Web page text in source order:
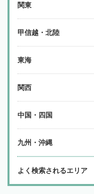
関東
甲信越・北陸
東海
関西
中国・四国
九州・沖縄
よく検索されるエリア